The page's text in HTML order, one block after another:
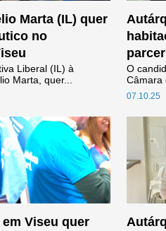
Marta (IL) quer
no
Liberal (IL) à
Marta, quer...
07.10.25
O
Câmara
Viseu quer